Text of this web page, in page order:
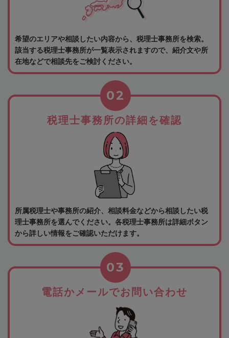
希望のエリアや相談したい内容から、税理士事務所を検索。
該当する税理士事務所が一覧表示されますので、紹介文や所
在地などで相談先をご検討ください。
税理士事務所の詳細を確認
02
所属税理士や事務所の紹介、相談料金などから相談したい税
理士事務所を選んでください。各税理士事務所は詳細ボタン
から詳しい情報をご確認いただけます。
電話かメールでお問い合わせ
03